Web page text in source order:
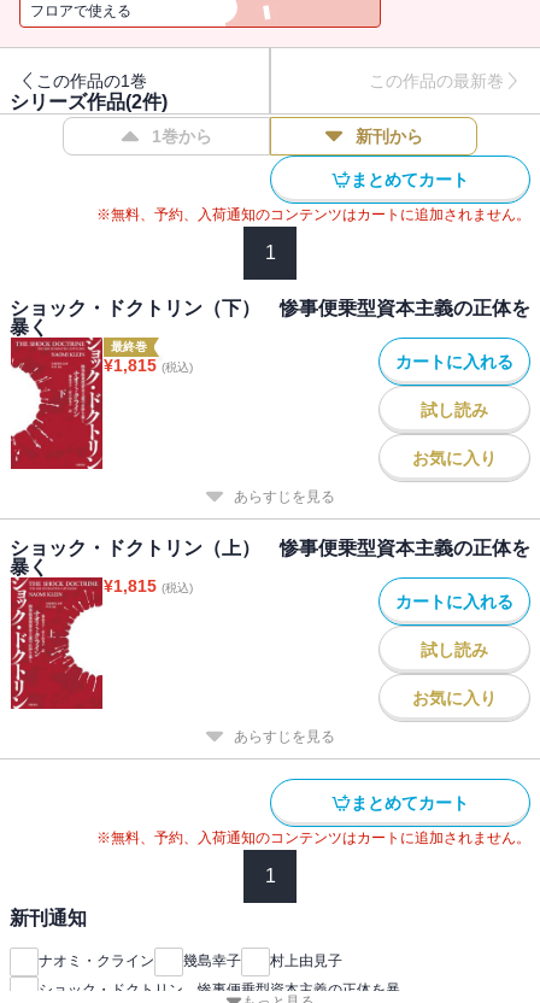
フロアで使える
この作品の1巻 この作品の最新巻
シリーズ作品(2件)
1巻から 新刊から
まとめてカート
※無料、予約、入荷通知のコンテンツはカートに追加されません。
1
ショック・ドクトリン（下） 惨事便乗型資本主義の正体を
暴く
最終巻
¥1,815 (税込) カートに入れる
試し読み
お気に入り
あらすじを見る
ショック・ドクトリン（上） 惨事便乗型資本主義の正体を
暴く
¥1,815 (税込)
カートに入れる
試し読み
お気に入り
あらすじを見る
まとめてカート
※無料、予約、入荷通知のコンテンツはカートに追加されません。
1
新刊通知
ナオミ・クライン 幾島幸子
村上由見子
ショック・ドクトリン 惨事便乗型資本主義の正体を暴